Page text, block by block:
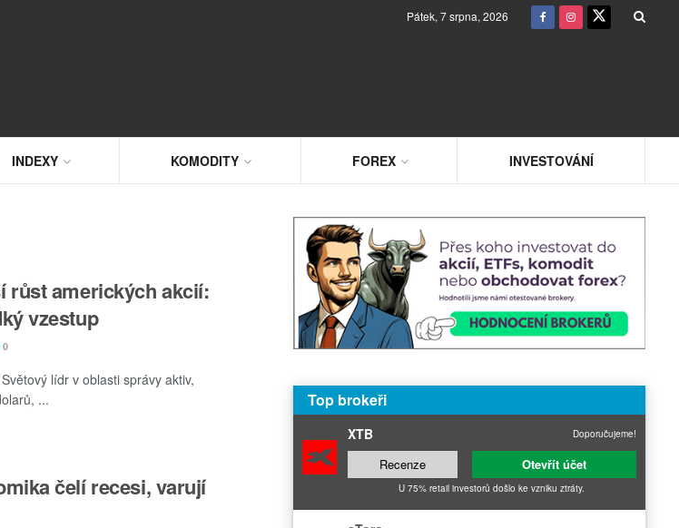
Pátek, 7 srpna, 2026
INDEXY KOMODITY FOREX INVESTOVÁNÍ
růst amerických akcií:
vzestup
0
lídr v oblasti správy aktiv,
...
čelí recesi, varují
Top brokeři
XTB Doporučujeme!
Recenze Otevřít účet
U 75% retail investorů došlo ke vzniku ztráty.